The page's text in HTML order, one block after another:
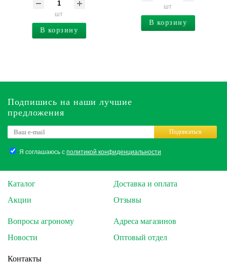
шт
В корзину
шт
В корзину
Подпишись на наши лучшие
предложения
Я соглашаюсь сполитикой конфиденциальности
Подписаться
Каталог
Акции
Доставка и оплата
Отзывы
Вопросы агроному
Новости
Адреса магазинов
Оптовый отдел
Контакты